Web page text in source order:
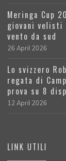
Meringa Cup
giovani velisti
vento da sud
26 April 2026
Lo svizzero
regata di
prova su 8
12 April 2026
LINK UTILI